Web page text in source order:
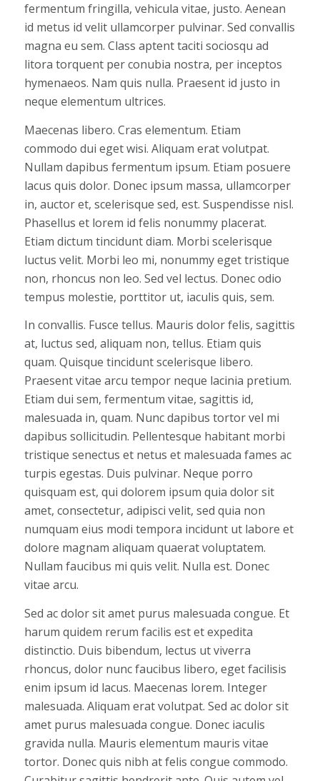
fermentum fringilla, vehicula vitae, justo. Aenean
id metus id velit ullamcorper pulvinar. Sed convallis
magna eu sem. Class aptent taciti sociosqu ad
litora torquent per conubia nostra, per inceptos
hymenaeos. Nam quis nulla. Praesent id justo in
neque elementum ultrices.
Maecenas libero. Cras elementum. Etiam
commodo dui eget wisi. Aliquam erat volutpat.
Nullam dapibus fermentum ipsum. Etiam posuere
lacus quis dolor. Donec ipsum massa, ullamcorper
in, auctor et, scelerisque sed, est. Suspendisse nisl.
Phasellus et lorem id felis nonummy placerat.
Etiam dictum tincidunt diam. Morbi scelerisque
luctus velit. Morbi leo mi, nonummy eget tristique
non, rhoncus non leo. Sed vel lectus. Donec odio
tempus molestie, porttitor ut, iaculis quis, sem.
In convallis. Fusce tellus. Mauris dolor felis, sagittis
at, luctus sed, aliquam non, tellus. Etiam quis
quam. Quisque tincidunt scelerisque libero.
Praesent vitae arcu tempor neque lacinia pretium.
Etiam dui sem, fermentum vitae, sagittis id,
malesuada in, quam. Nunc dapibus tortor vel mi
dapibus sollicitudin. Pellentesque habitant morbi
tristique senectus et netus et malesuada fames ac
turpis egestas. Duis pulvinar. Neque porro
quisquam est, qui dolorem ipsum quia dolor sit
amet, consectetur, adipisci velit, sed quia non
numquam eius modi tempora incidunt ut labore et
dolore magnam aliquam quaerat voluptatem.
Nullam faucibus mi quis velit. Nulla est. Donec
vitae arcu.
Sed ac dolor sit amet purus malesuada congue. Et
harum quidem rerum facilis est et expedita
distinctio. Duis bibendum, lectus ut viverra
rhoncus, dolor nunc faucibus libero, eget facilisis
enim ipsum id lacus. Maecenas lorem. Integer
malesuada. Aliquam erat volutpat. Sed ac dolor sit
amet purus malesuada congue. Donec iaculis
gravida nulla. Mauris elementum mauris vitae
tortor. Donec quis nibh at felis congue commodo.